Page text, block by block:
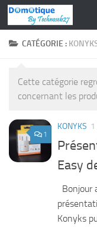
Skip to content
CATÉGORIE :
Cette catégorie
concernant les
1
KONYKS
Easy
Bonjour
Konyks